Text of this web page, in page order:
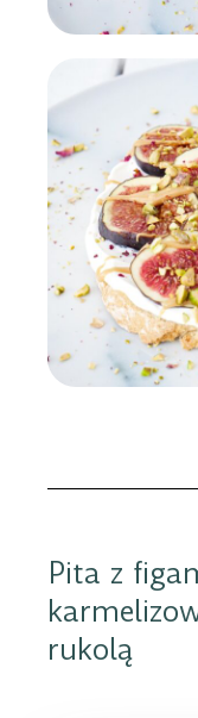
Pita z
rukolą